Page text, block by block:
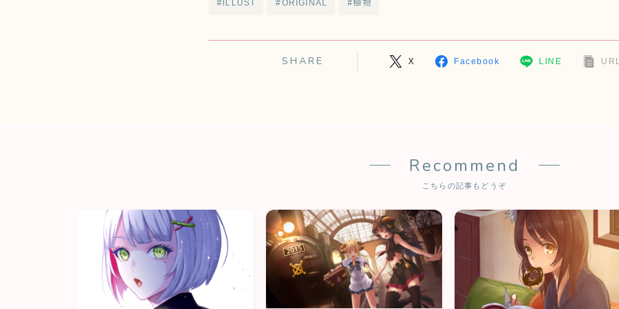
#ILLUST #ORIGINAL #植物
SHARE X Facebook LINE
Recommend
こちらの記事もどうぞ